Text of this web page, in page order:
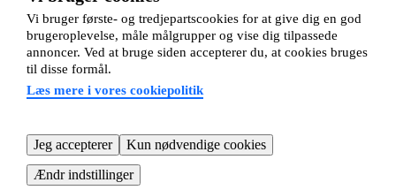
Vi bruger første- og tredjepartscookies for at give dig en god
brugeroplevelse, måle målgrupper og vise dig tilpassede
annoncer. Ved at bruge siden accepterer du, at cookies bruges
til disse formål.
Læs mere i vores cookiepolitik
Jeg accepterer
Kun nødvendige cookies
Ændr indstillinger
Kom i gang gratis
Kom i gang
Kom i gang gratisSøg annoncerLog ind
Læs mere
Nyheder og tips
Om Hjembytte.dk
Kundeservice
Hjælp
E-mail:info@hjembytte.dk